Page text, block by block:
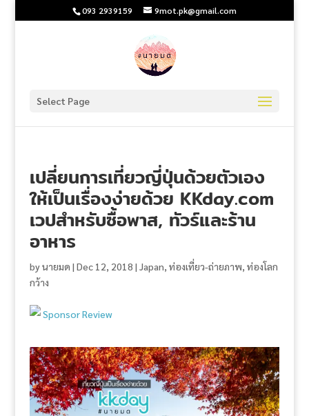
093 2939159 9mot.pk@gmail.com
Select Page
เปลี่ยนการเที่ยวญี่ปุ่นด้วยตัวเอง
ให้เป็นเรื่องง่ายด้วย KKday.com
เวปสำหรับซื้อพาส, ทัวร์และร้าน
อาหาร
byนายมด | Dec 12, 2018 | Japan, ท่องเที่ยว-ถ่ายภาพ, ท่องโลก
กว้าง
Sponsor Review